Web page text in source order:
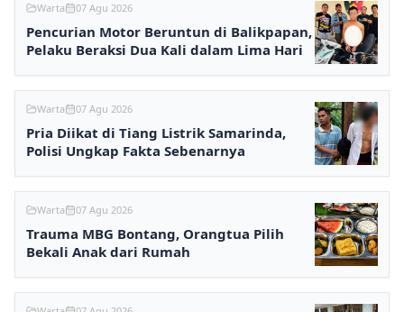
Warta 07 Agu 2026
Pencurian Motor Beruntun di Balikpapan,
Pelaku Beraksi Dua Kali dalam Lima Hari
Warta 07 Agu 2026
Pria Diikat di Tiang Listrik Samarinda,
Polisi Ungkap Fakta Sebenarnya
Warta 07 Agu 2026
Trauma MBG Bontang, Orangtua Pilih
Bekali Anak dari Rumah